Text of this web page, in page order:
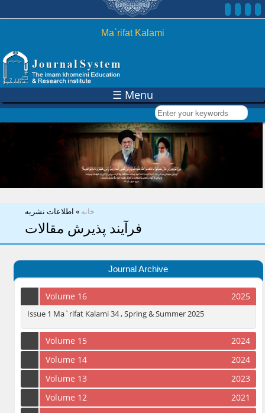
Skip to
main
content
Ma`rifat Kalami
☰ Menu
Enter your keywords
You are here
خانه » اطلاعات نشریه
فرآیند پذیرش مقالات
Journal Archive
Volume 16 2025
Issue 1 Ma`rifat Kalami 34 , Spring & Summer 2025
Volume 15
2024
Volume 14
2024
Volume 13
2023
Volume 12
2021